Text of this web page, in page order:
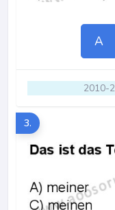
A
2010-
3.